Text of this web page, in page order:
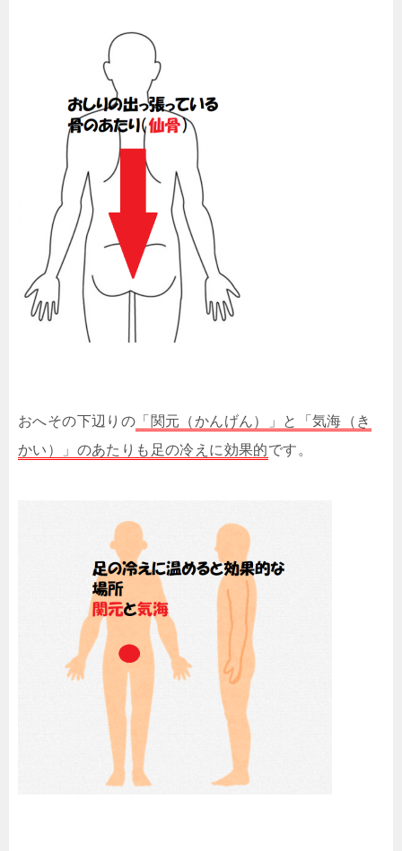
おへその下辺りの 「関元（かんげん）」と「気海（き
かい）」のあたりも足の冷えに効果的です。